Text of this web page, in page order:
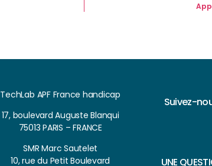
TechLab APF France handicap
17, boulevard Auguste Blanqui
75013 PARIS – FRANCE
SMR Marc Sautelet
10, rue du Petit Boulevard
Suivez-
UNE